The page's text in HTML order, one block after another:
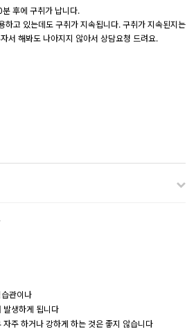
후에 구취가 납니다.
하고 있는데도 구취가 지속됩니다. 구취가 지속된지는
서 해봐도 나아지지 않아서 상담요청 드려요.
관이나
발생하게 됩니다
주 하거나 강하게 하는 것은 좋지 않습니다